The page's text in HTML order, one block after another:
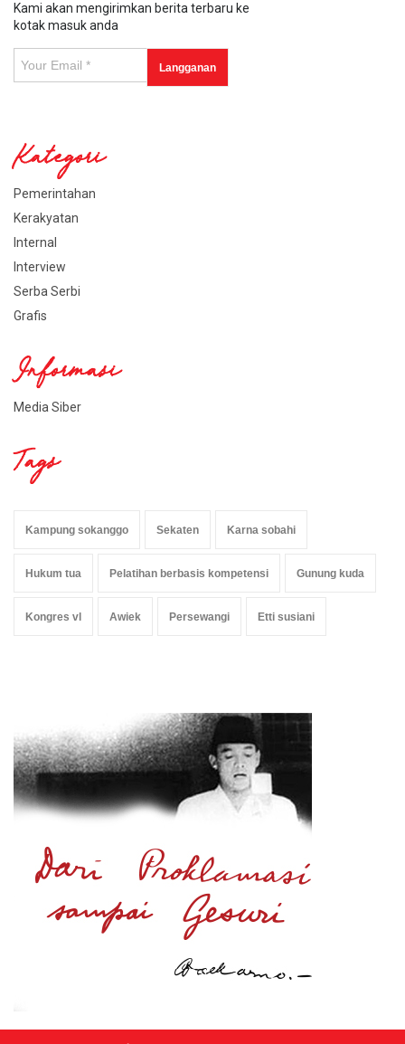
Kami akan mengirimkan berita terbaru ke
kotak masuk anda
Kategori
Pemerintahan
Kerakyatan
Internal
Interview
Serba Serbi
Grafis
Informasi
Media Siber
Tags
Kampung sokanggo Sekaten Karna sobahi
Hukum tua Pelatihan berbasis kompetensi Gunung kuda
Kongres vl Awiek Persewangi Etti susiani